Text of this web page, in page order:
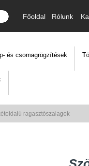
Főoldal Rólunk
és csomagrögzítések
ragasztószalagok